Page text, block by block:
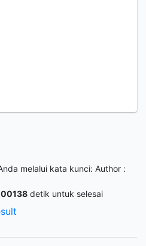
melalui kata kunci: Author :
detik untuk selesai